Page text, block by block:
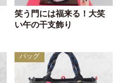
笑う門には福来る！大笑
い午の干支飾り
バッグ